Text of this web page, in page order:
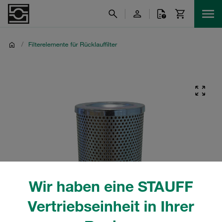
Wir haben eine STAUFF
Vertriebseinheit in Ihrer
/ Filterelemente für Rücklauffilter